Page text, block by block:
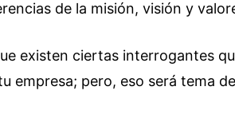
de la misión, visión y
existen ciertas interrogantes
empresa; pero, eso será tema